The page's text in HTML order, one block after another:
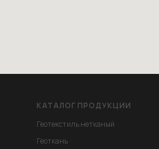
КАТАЛОГ ПРОДУКЦИИ
Геотекстиль нетканый
Геоткань